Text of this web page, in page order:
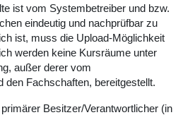
ist vom Systembetreiber und bzw.
eindeutig und nachprüfbar zu
ist, muss die Upload-Möglichkeit
werden keine Kursräume unter
außer derer vom
den Fachschaften, bereitgestellt.
Besitzer/Verantwortlicher (in